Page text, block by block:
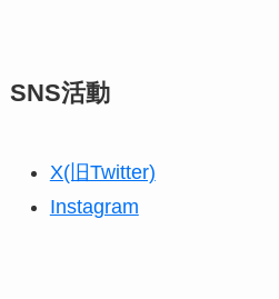
SNS活動
X(旧Twitter)
Instagram